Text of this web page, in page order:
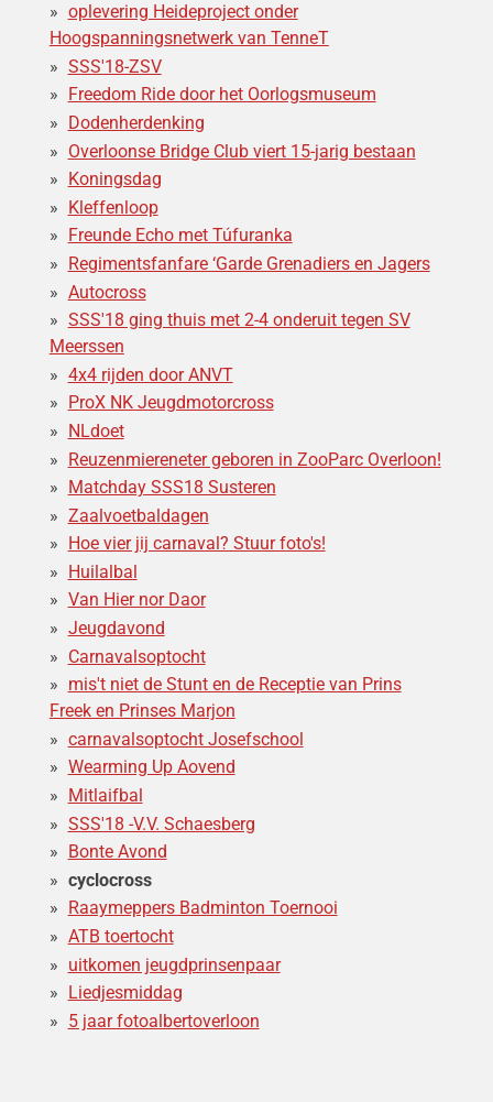
oplevering Heideproject onder
Hoogspanningsnetwerk van TenneT
SSS'18-ZSV
Freedom Ride door het Oorlogsmuseum
Dodenherdenking
Overloonse Bridge Club viert 15-jarig bestaan
Koningsdag
Kleffenloop
Freunde Echo met Túfuranka
Regimentsfanfare ‘Garde Grenadiers en Jagers
Autocross
SSS'18 ging thuis met 2-4 onderuit tegen SV
Meerssen
4x4 rijden door ANVT
ProX NK Jeugdmotorcross
NLdoet
Reuzenmiereneter geboren in ZooParc Overloon!
Matchday SSS18 Susteren
Zaalvoetbaldagen
Hoe vier jij carnaval? Stuur foto's!
Huilalbal
Van Hier nor Daor
Jeugdavond
Carnavalsoptocht
mis't niet de Stunt en de Receptie van Prins
Freek en Prinses Marjon
carnavalsoptocht Josefschool
Wearming Up Aovend
Mitlaifbal
SSS'18 -V.V. Schaesberg
Bonte Avond
cyclocross
Raaymeppers Badminton Toernooi
ATB toertocht
uitkomen jeugdprinsenpaar
Liedjesmiddag
5 jaar fotoalbertoverloon